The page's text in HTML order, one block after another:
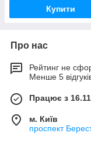
Купити
Про нас
Рейтинг не
Менше 5
Працює з
м. Київ
проспект